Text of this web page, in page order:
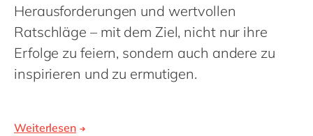
Herausforderungen und wertvollen
Ratschläge – mit dem Ziel, nicht nur ihre
Erfolge zu feiern, sondern auch andere zu
inspirieren und zu ermutigen.
Weiterlesen